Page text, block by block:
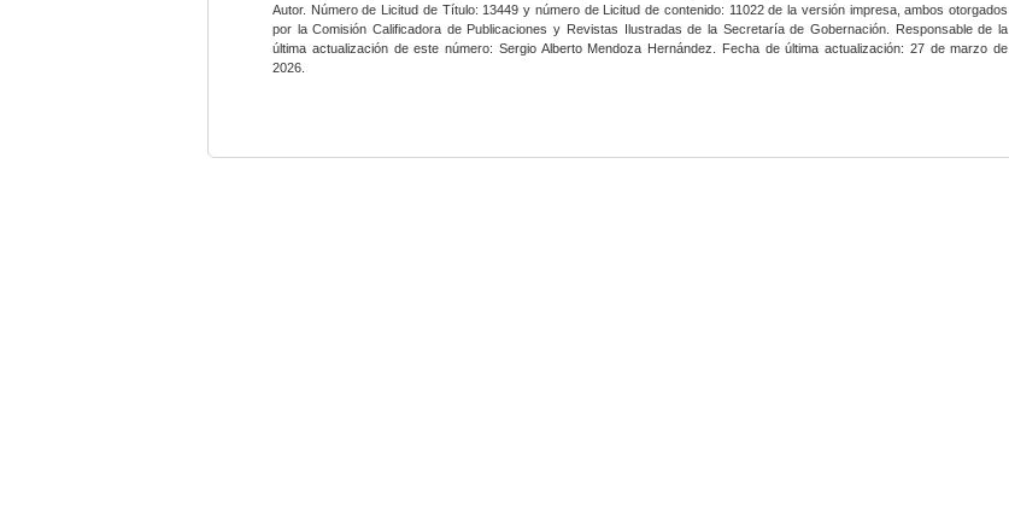
Autor. Número de Licitud de Título: 13449 y número de Licitud de contenido: 11022 de la versión impresa, ambos otorgados
por la Comisión Calificadora de Publicaciones y Revistas Ilustradas de la Secretaría de Gobernación. Responsable de la
última actualización de este número: Sergio Alberto Mendoza Hernández. Fecha de última actualización: 27 de marzo de
2026.